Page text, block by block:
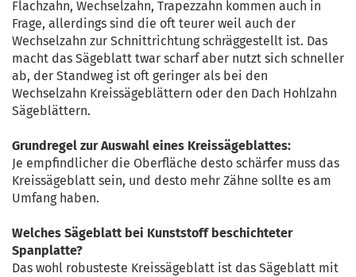
Flachzahn, Wechselzahn, Trapezzahn kommen auch in
Frage, allerdings sind die oft teurer weil auch der
Wechselzahn zur Schnittrichtung schräggestellt ist. Das
macht das Sägeblatt twar scharf aber nutzt sich schneller
ab, der Standweg ist oft geringer als bei den
Wechselzahn Kreissägeblättern oder den Dach Hohlzahn
Sägeblättern.
Grundregel zur Auswahl eines Kreissägeblattes:
Je empfindlicher die Oberfläche desto schärfer muss das
Kreissägeblatt sein, und desto mehr Zähne sollte es am
Umfang haben.
Welches Sägeblatt bei Kunststoff beschichteter
Spanplatte?
Das wohl robusteste Kreissägeblatt ist das Sägeblatt mit